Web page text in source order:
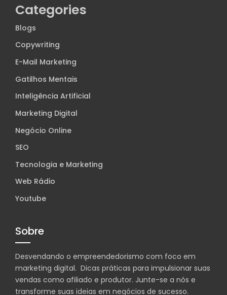
Categories
Blogs
Copywriting
E-Mail Marketing
Gatilhos Mentais
Inteligência Artificial
Marketing Digital
Negócio Online
SEO
Tecnologia e Marketing
Web Rádio
Youtube
Sobre
Desvendando o empreendedorismo com foco em
marketing digital. Dicas práticas para impulsionar suas
vendas como afiliado e produtor. Junte-se a nós e
transforme suas ideias em negócios de sucesso.